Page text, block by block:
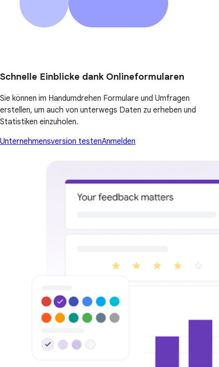
Schnelle Einblicke dank Onlineformularen
Sie können im Handumdrehen Formulare und Umfragen
erstellen, um auch von unterwegs Daten zu erheben und
Statistiken einzuholen.
Unternehmensversion testenAnmelden